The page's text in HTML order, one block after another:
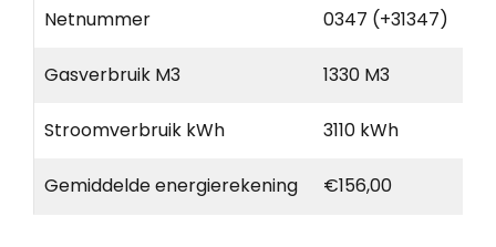
Netnummer 0347 (+31347)
Gasverbruik M3 1330 M3
Stroomverbruik kWh 3110 kWh
Gemiddelde energierekening €156,00